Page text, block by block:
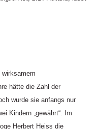
wirksamem
hätte die Zahl der
wurde sie anfangs nur
Kindern „gewährt“. Im
Herbert Heiss die